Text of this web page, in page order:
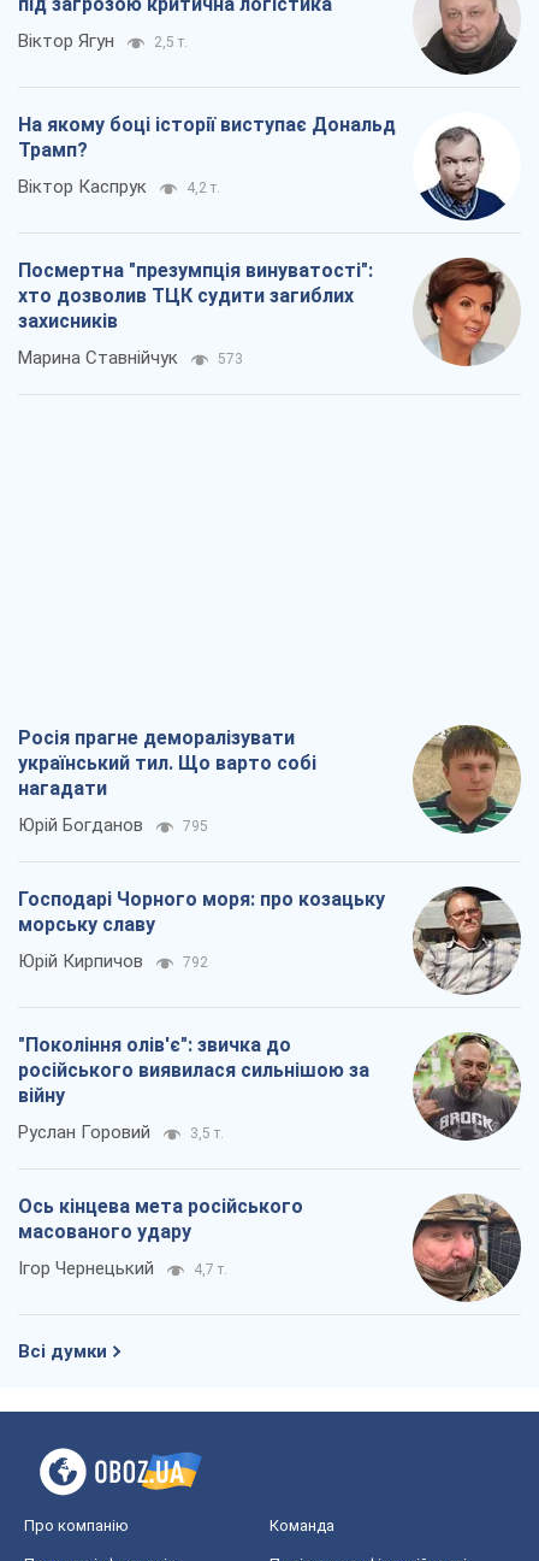
Віктор Ягун 2,5 т.
На якому боці історії виступає Дональд
Трамп?
Віктор Каспрук 4,2 т.
Посмертна "презумпція винуватості":
хто дозволив ТЦК судити загиблих
захисників
Марина Ставнійчук 573
Росія прагне деморалізувати
український тил. Що варто собі
нагадати
Юрій Богданов 795
Господарі Чорного моря: про козацьку
морську славу
Юрій Кирпичов 792
"Покоління олів'є": звичка до
російського виявилася сильнішою за
війну
Руслан Горовий 3,5 т.
Ось кінцева мета російського
масованого удару
Ігор Чернецький 4,7 т.
Всі думки
Про компанію Команда